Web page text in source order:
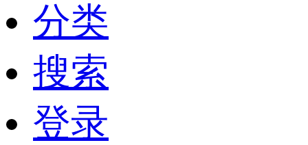
分类
搜索
登录